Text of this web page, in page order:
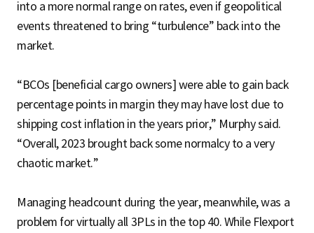
into a more normal range on rates, even if geopolitical
events threatened to bring “turbulence” back into the
market.
“BCOs [beneficial cargo owners] were able to gain back
percentage points in margin they may have lost due to
shipping cost inflation in the years prior,” Murphy said.
“Overall, 2023 brought back some normalcy to a very
chaotic market.”
Managing headcount during the year, meanwhile, was a
problem for virtually all 3PLs in the top 40. While Flexport